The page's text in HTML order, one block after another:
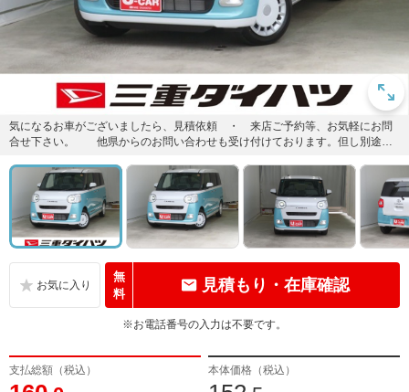
気になるお車がございましたら、見積依頼 ・ 来店ご予約等、お気軽にお問
合せ下さい。 他県からのお問い合わせも受け付けております。但し別途費
無
料
見積もり・在庫確認
※お電話番号の入力は不要です。
支払総額（税込） 本体価格（税込）